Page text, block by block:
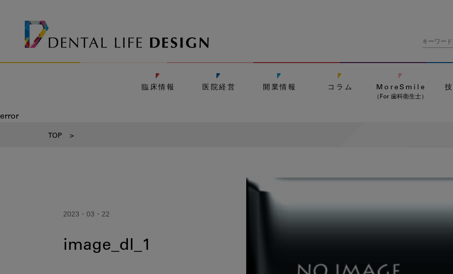
臨床情報 医院経営 開業情報 コラム MoreSmile
（For 歯科衛生士）
error
TOP >
2023・03・22
image_dl_1